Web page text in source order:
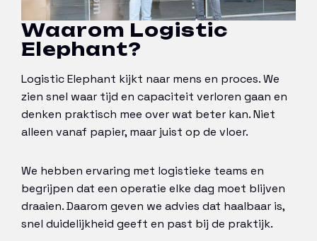
Waarom Logistic
Elephant?
Logistic Elephant kijkt naar mens en proces. We
zien snel waar tijd en capaciteit verloren gaan en
denken praktisch mee over wat beter kan. Niet
alleen vanaf papier, maar juist op de vloer.
We hebben ervaring met logistieke teams en
begrijpen dat een operatie elke dag moet blijven
draaien. Daarom geven we advies dat haalbaar is,
snel duidelijkheid geeft en past bij de praktijk.